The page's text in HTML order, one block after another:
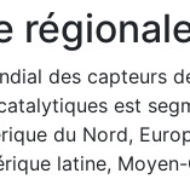
des capteurs
est
du Nord,
latine,